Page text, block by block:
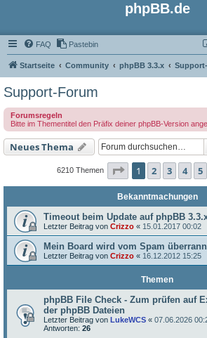
phpBB.de
FAQ Pastebin
Startseite Community phpBB 3.3.x
Support-Forum
Forumsregeln
Bitte im Thementitel den Präfix deiner phpBB-Version
Neues Thema
6210 Themen Seite 1von 249
1 2 3 4 5
Bekanntmachungen
Timeout beim Update auf phpBB
Letzter Beitrag von Crizzo « 15.01.2017 00:02
Mein Board wird vom Spam
Letzter Beitrag von Crizzo « 16.12.2012 15:25
Themen
phpBB File Check - Zum prüfen auf
der phpBB Dateien
Letzter Beitrag von LukeWCS « 07.06.2026
Antworten: 26